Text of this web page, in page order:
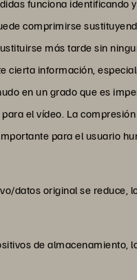
funciona identificando
comprimirse
más tarde sin
cierta información,
en un grado que es
el vídeo. La
para el usuario
datos original se reduce,
de almacenamiento,